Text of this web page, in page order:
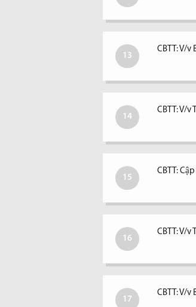
13
CBTT: V/v
14
CBTT: V/
15
CBTT:
16
CBTT: V/
17
CBTT: V/v